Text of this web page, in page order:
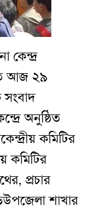
কেন্দ্র
আজ ২৯
অনুষ্ঠিত
কেন্দ্রীয় কমিটির
কমিটির
, প্রচার
উপজেলা শাখার